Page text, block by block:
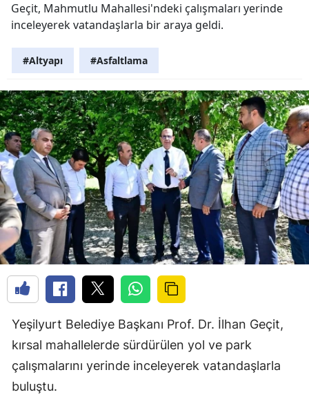
Geçit, Mahmutlu Mahallesi'ndeki çalışmaları yerinde
inceleyerek vatandaşlarla bir araya geldi.
#Altyapı #Asfaltlama
Yeşilyurt Belediye Başkanı Prof. Dr. İlhan Geçit,
kırsal mahallelerde sürdürülen yol ve park
çalışmalarını yerinde inceleyerek vatandaşlarla
buluştu.